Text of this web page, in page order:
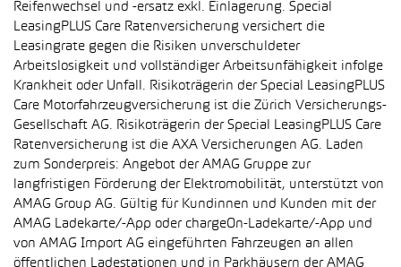
Reifenwechsel und -ersatz exkl. Einlagerung. Special
LeasingPLUS Care Ratenversicherung versichert die
Leasingrate gegen die Risiken unverschuldeter
Arbeitslosigkeit und vollständiger Arbeitsunfähigkeit infolge
Krankheit oder Unfall. Risikoträgerin der Special LeasingPLUS
Care Motorfahrzeugversicherung ist die Zürich Versicherungs-
Gesellschaft AG. Risikoträgerin der Special LeasingPLUS Care
Ratenversicherung ist die AXA Versicherungen AG. Laden
zum Sonderpreis: Angebot der AMAG Gruppe zur
langfristigen Förderung der Elektromobilität, unterstützt von
AMAG Group AG. Gültig für Kundinnen und Kunden mit der
AMAG Ladekarte/-App oder chargeOn-Ladekarte/-App und
von AMAG Import AG eingeführten Fahrzeugen an allen
öffentlichen Ladestationen und in Parkhäusern der AMAG